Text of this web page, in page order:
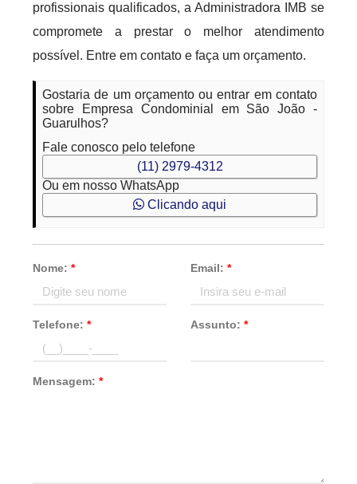
profissionais qualificados, a Administradora IMB se
compromete a prestar o melhor atendimento
possível. Entre em contato e faça um orçamento.
Gostaria de um orçamento ou entrar em contato
sobre Empresa Condominial em São João -
Guarulhos?
Fale conosco pelo telefone
(11) 2979-4312
Ou em nosso WhatsApp
Clicando aqui
Nome:* Email: *
Telefone:* Assunto: *
Mensagem:*